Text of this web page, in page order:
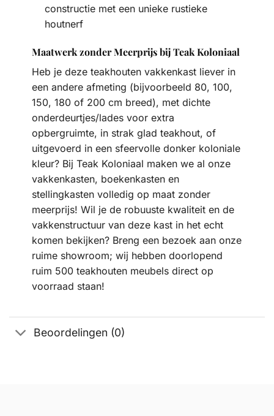
constructie met een unieke rustieke
houtnerf
Maatwerk zonder Meerprijs bij Teak Koloniaal
Heb je deze teakhouten vakkenkast liever in
een andere afmeting (bijvoorbeeld 80, 100,
150, 180 of 200 cm breed), met dichte
onderdeurtjes/lades voor extra
opbergruimte, in strak glad teakhout, of
uitgevoerd in een sfeervolle donker koloniale
kleur? Bij Teak Koloniaal maken we al onze
vakkenkasten, boekenkasten en
stellingkasten volledig op maat zonder
meerprijs! Wil je de robuuste kwaliteit en de
vakkenstructuur van deze kast in het echt
komen bekijken? Breng een bezoek aan onze
ruime showroom; wij hebben doorlopend
ruim 500 teakhouten meubels direct op
voorraad staan!
Beoordelingen (0)